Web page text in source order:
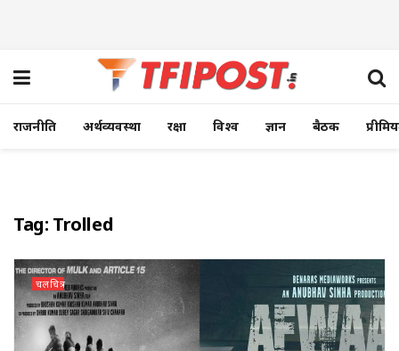
राजनीति अर्थव्यवस्था रक्षा विश्व ज्ञान बैठक
Tag: Trolled
चलचित्र